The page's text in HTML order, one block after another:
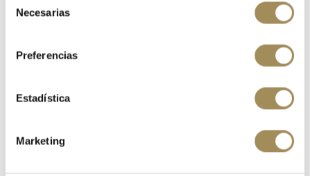
Necesarias
Preferencias
Estadística
Marketing
- Agarraderas de hielo para un agarre máximo en superficies resbaladizas.
GUÍA DE TALLAS